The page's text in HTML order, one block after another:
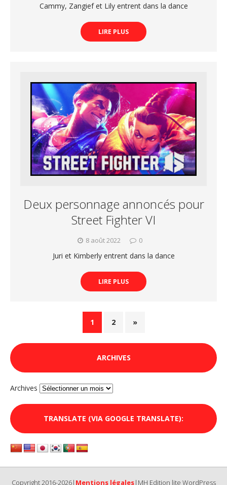
Cammy, Zangief et Lily entrent dans la dance
LIRE PLUS
Deux personnage annoncés pour
Street Fighter VI
8 août 2022 0
Juri et Kimberly entrent dans la dance
LIRE PLUS
1 2 »
ARCHIVES
Archives
TRANSLATE (VIA GOOGLE TRANSLATE):
Copyright 2016-2026| Mentions légales|MH Edition lite WordPress